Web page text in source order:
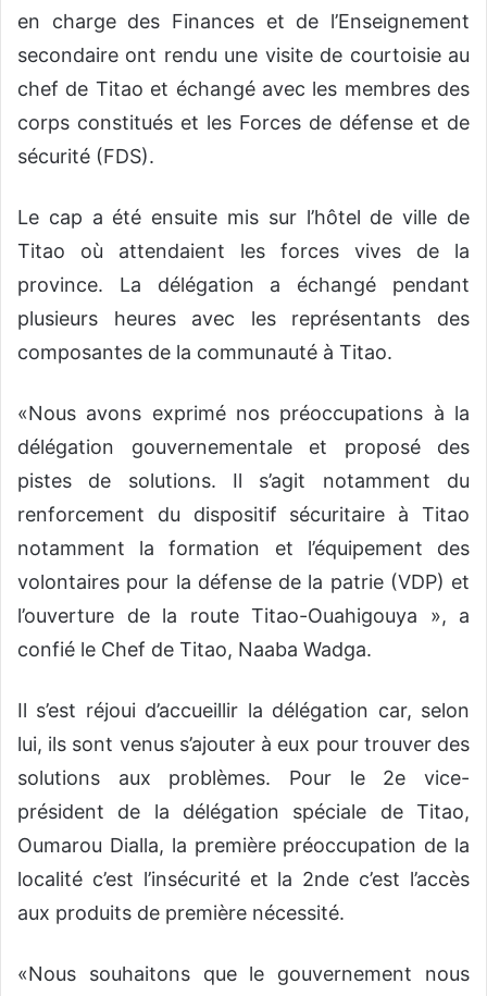
en charge des Finances et de l’Enseignement
secondaire ont rendu une visite de courtoisie au
chef de Titao et échangé avec les membres des
corps constitués et les Forces de défense et de
sécurité (FDS).
Le cap a été ensuite mis sur l’hôtel de ville de
Titao où attendaient les forces vives de la
province. La délégation a échangé pendant
plusieurs heures avec les représentants des
composantes de la communauté à Titao.
«Nous avons exprimé nos préoccupations à la
délégation gouvernementale et proposé des
pistes de solutions. Il s’agit notamment du
renforcement du dispositif sécuritaire à Titao
notamment la formation et l’équipement des
volontaires pour la défense de la patrie (VDP) et
l’ouverture de la route Titao-Ouahigouya », a
confié le Chef de Titao, Naaba Wadga.
Il s’est réjoui d’accueillir la délégation car, selon
lui, ils sont venus s’ajouter à eux pour trouver des
solutions aux problèmes. Pour le 2e vice-
président de la délégation spéciale de Titao,
Oumarou Dialla, la première préoccupation de la
localité c’est l’insécurité et la 2nde c’est l’accès
aux produits de première nécessité.
«Nous souhaitons que le gouvernement nous